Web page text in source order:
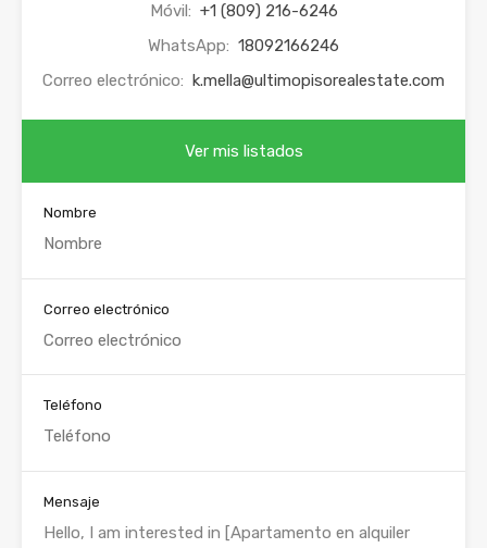
Móvil: +1 (809) 216-6246
WhatsApp: 18092166246
Correo electrónico: k.mella@ultimopisorealestate.com
Ver mis listados
Nombre
Correo electrónico
Teléfono
Mensaje